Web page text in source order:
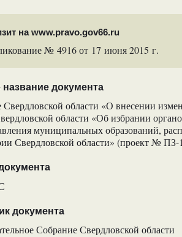
на www.pravo.gov66.ru
№ 4916 от 17 июня 2015 г.
название документа
области «О внесении
области «Об избрании
муниципальных образований,
Свердловской области» (проект № ПЗ-
документа
Собрание Свердловской области